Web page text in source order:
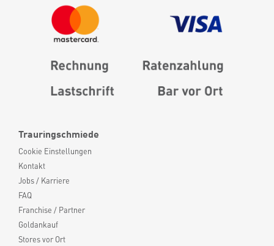
Trauringschmiede
Cookie Einstellungen
Kontakt
Jobs / Karriere
FAQ
Franchise / Partner
Goldankauf
Stores vor Ort